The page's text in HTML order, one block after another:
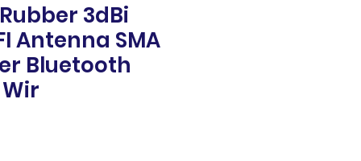
3dBi
Antenna SMA
Bluetooth